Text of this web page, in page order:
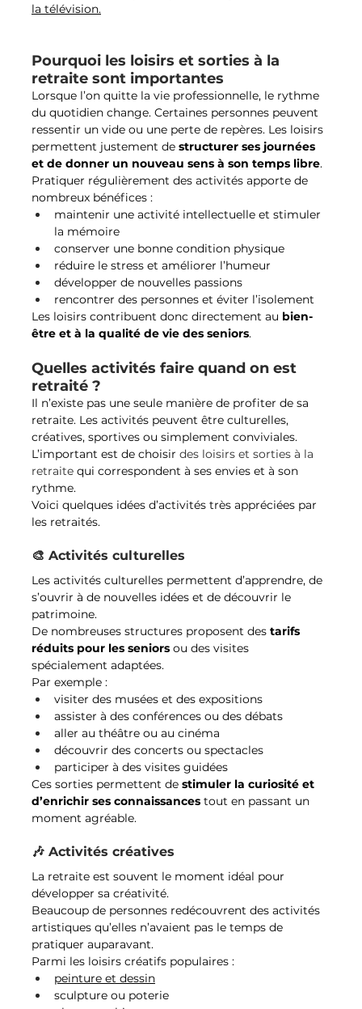
la télévision.
Pourquoi les loisirs et sorties à la
retraite sont importantes
Lorsque l’on quitte la vie professionnelle, le rythme
du quotidien change. Certaines personnes peuvent
ressentir un vide ou une perte de repères. Les loisirs
permettent justement de structurer ses journées
et de donner un nouveau sens à son temps libre.
Pratiquer régulièrement des activités apporte de
nombreux bénéfices :
maintenir une activité intellectuelle et stimuler
la mémoire
conserver une bonne condition physique
réduire le stress et améliorer l’humeur
développer de nouvelles passions
rencontrer des personnes et éviter l’isolement
Les loisirs contribuent donc directement au bien-
être et à la qualité de vie des seniors.
Quelles activités faire quand on est
retraité ?
Il n’existe pas une seule manière de profiter de sa
retraite. Les activités peuvent être culturelles,
créatives, sportives ou simplement conviviales.
L’important est de choisir des loisirs et sorties à la
retraite qui correspondent à ses envies et à son
rythme.
Voici quelques idées d’activités très appréciées par
les retraités.
🎨 Activités culturelles
Les activités culturelles permettent d’apprendre, de
s’ouvrir à de nouvelles idées et de découvrir le
patrimoine.
De nombreuses structures proposent des tarifs
réduits pour les seniors ou des visites
spécialement adaptées.
Par exemple :
visiter des musées et des expositions
assister à des conférences ou des débats
aller au théâtre ou au cinéma
découvrir des concerts ou spectacles
participer à des visites guidées
Ces sorties permettent de stimuler la curiosité et
d’enrichir ses connaissances tout en passant un
moment agréable.
🎶 Activités créatives
La retraite est souvent le moment idéal pour
développer sa créativité.
Beaucoup de personnes redécouvrent des activités
artistiques qu’elles n’avaient pas le temps de
pratiquer auparavant.
Parmi les loisirs créatifs populaires :
peinture et dessin
sculpture ou poterie